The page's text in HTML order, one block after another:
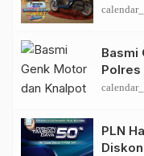
Retro
Basmi
Polres
PLN